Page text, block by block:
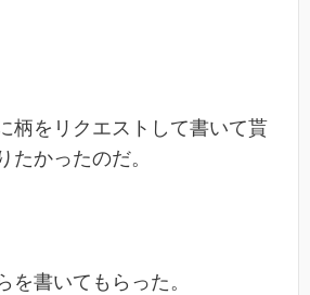
柄をリクエストして書いて貰
たかったのだ。
を書いてもらった。